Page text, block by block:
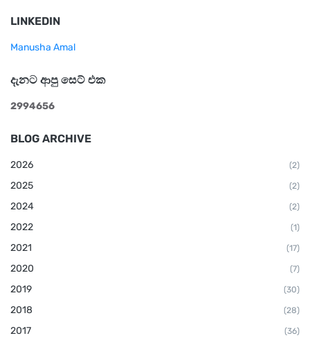
LINKEDIN
Manusha Amal
දැනට ආපු සෙට් එක
2994656
BLOG ARCHIVE
2026 (2)
2025 (2)
2024 (2)
2022 (1)
2021 (17)
2020 (7)
2019 (30)
2018 (28)
2017 (36)